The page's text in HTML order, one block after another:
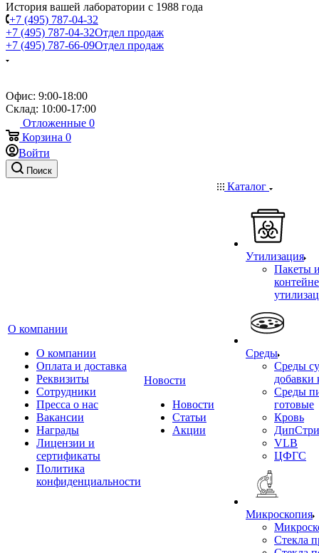
История вашей лаборатории с 1988 года
+7 (495) 787-04-32
+7 (495) 787-04-32Отдел продаж
+7 (495) 787-66-09Отдел продаж
Офис: 9:00-18:00
Склад: 10:00-17:00
Отложенные 0
Корзина 0
Войти
Поиск
О компании
О компании
Оплата и доставка
Реквизиты
Сотрудники
Пресса о нас
Вакансии
Награды
Лицензии и
сертификаты
Политика
конфиденциальности
Новости
Новости
Статьи
Акции
Каталог
Утилизация
Пакеты
Среды
Среды
добавки
Среды
готовые
Кровь
VLB
ЦФГС
Микроскопия
Стекла